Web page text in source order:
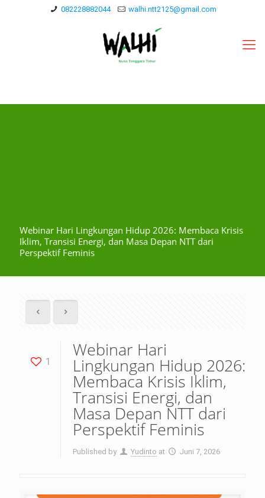
082228882044 walhi.ntt2125@gmail.com
Webinar Hari Lingkungan Hidup 2026: Membaca Krisis
Iklim, Transisi Energi, dan Masa Depan NTT dari
Perspektif Feminis
1
Webinar Hari
Lingkungan Hidup 2026:
Membaca Krisis Iklim,
Transisi Energi, dan
Masa Depan NTT dari
Perspektif Feminis
Published by Yudinto at Juni 7, 2026